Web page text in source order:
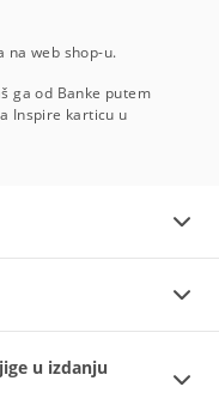
na web shop-u.
ga od Banke putem
Inspire karticu u
u izdanju